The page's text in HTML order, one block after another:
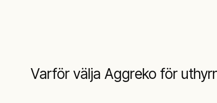
Varför välja Aggreko för